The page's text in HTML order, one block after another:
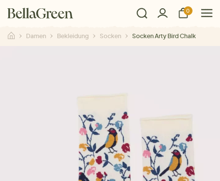
0
Damen Bekleidung Socken Socken Arty Bird Chalk